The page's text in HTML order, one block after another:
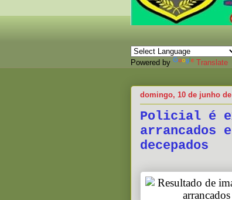
Powered by Translate
domingo, 10 de junho de
Policial é
arrancados
decepados